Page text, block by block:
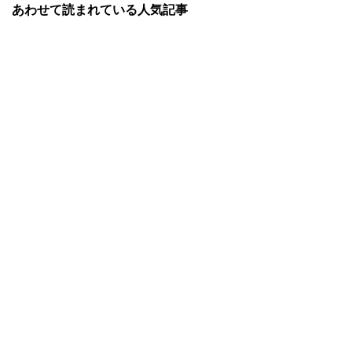
あわせて読まれている人気記事